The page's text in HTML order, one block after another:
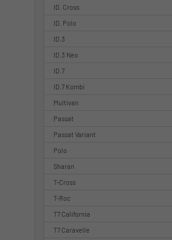
ID. Cross
ID. Polo
ID.3
ID.3 Neo
ID.7
ID.7 Kombi
Multivan
Passat
Passat Variant
Polo
Sharan
T-Cross
T-Roc
T7 California
T7 Caravelle